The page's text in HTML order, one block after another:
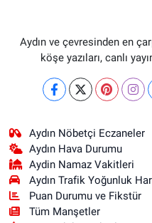
Aydın ve çevresinden en
köşe yazıları, canlı
Aydın Nöbetçi Eczaneler
Aydın Hava Durumu
Aydin Namaz Vakitleri
Aydın Trafik Yoğunluk
Puan Durumu ve Fikstür
Tüm Manşetler